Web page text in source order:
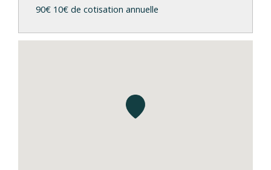
90€ 10€ de cotisation annuelle